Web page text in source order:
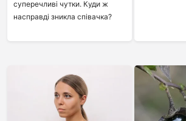
суперечливі чутки. Куди ж
насправді зникла співачка?